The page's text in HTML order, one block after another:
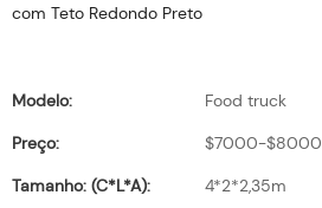
com Teto Redondo Preto
Modelo:
Food truck
Preço:
$7000-$8000
Tamanho: (C*L*A):
4*2*2,35m